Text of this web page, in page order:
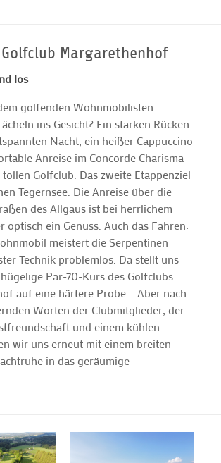
Margarethenhof
los
golfenden Wohnmobilisten
ins Gesicht? Ein starken Rücken
Nacht, ein heißer Cappuccino
Anreise im Concorde Charisma
Golfclub. Das zweite Etappenziel
Tegernsee. Die Anreise über die
des Allgäus ist bei herrlichem
optisch ein Genuss. Auch das Fahren:
meistert die Serpentinen
Technik problemlos. Da stellt uns
Par-70-Kurs des Golfclubs
auf eine härtere Probe... Aber nach
Worten der Clubmitglieder, der
und einem kühlen
wir uns erneut mit einem breiten
in das geräumige